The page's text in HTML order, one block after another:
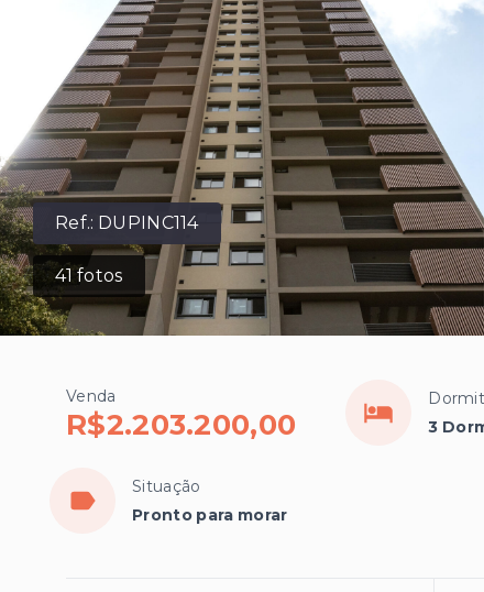
Ref.: DUPINC114
41fotos
Venda
R$2.203.200,00
3
Situação
Pronto para morar